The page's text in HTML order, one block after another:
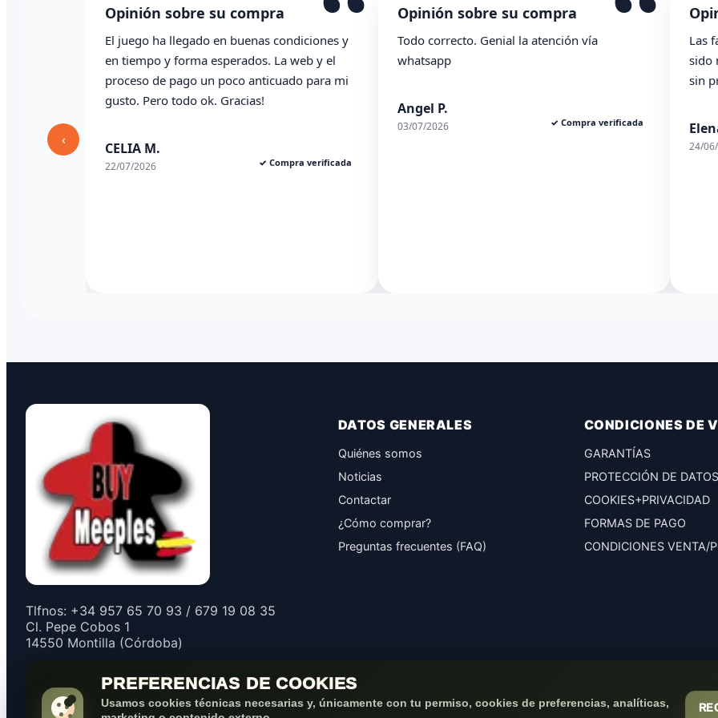
PREFERENCIAS DE COOKIES
Usamos cookies técnicas necesarias y, únicamente con tu permiso, cookies de preferencias, analíticas,
‹
Opinión sobre su compra
Todo correcto. Genial la atención vía
whatsapp
Angel P.
Opinión sobre su compra
Las facilidades de la tienda se agradecen. Han
sido muy ambles y el pedido de ha llegado
Elena S.
Tlfnos: +34 957 65 70 93 / 679 19 08 35
Cl. Pepe Cobos 1
14550 Montilla (Córdoba)
DATOS GENERALES
Quiénes somos
Noticias
Contactar
¿Cómo comprar?
Preguntas frecuentes (FAQ)
CONDICIONES DE
GARANTÍAS
PROTECCIÓN DE DATOS
COOKIES+PRIVACIDAD
FORMAS DE PAGO
CONDICIONES VENTA/